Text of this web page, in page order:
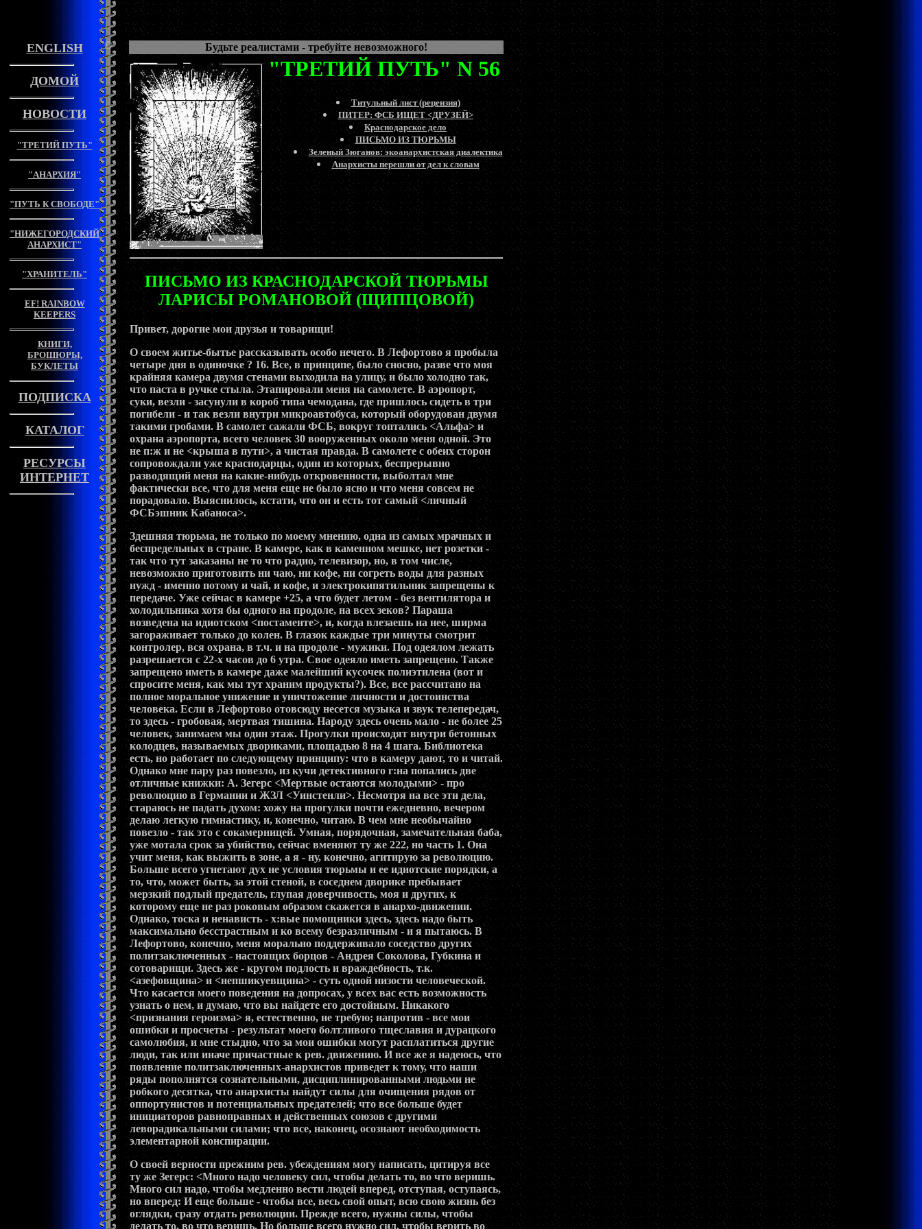
ENGLISH
ДОМОЙ
НОВОСТИ
"ТРЕТИЙ ПУТЬ"
"АНАРХИЯ"
"ПУТЬ К СВОБОДЕ"
"НИЖЕГОРОДСКИЙ
АНАРХИСТ"
"ХРАНИТЕЛЬ"
EF! RAINBOW
KEEPERS
КНИГИ,
БРОШЮРЫ,
БУКЛЕТЫ
ПОДПИСКА
КАТАЛОГ
РЕСУРСЫ
ИНТЕРНЕТ
© Будьте реалистами - требуйте невозможного!
"ТРЕТИЙ ПУТЬ" N 56
Титульный лист (рецензия)
ПИТЕР: ФСБ ИЩЕТ <ДРУЗЕЙ>
Краснодарское дело
ПИСЬМО ИЗ ТЮРЬМЫ
Зеленый Зюганов: экоанархистская диалектика
Анархисты перешли от дел к словам
ПИСЬМО ИЗ КРАСНОДАРСКОЙ ТЮРЬМЫ
ЛАРИСЫ РОМАНОВОЙ (ЩИПЦОВОЙ)
Привет, дорогие мои друзья и товарищи!
О своем житье-бытье рассказывать особо нечего. В Лефортово я пробыла
четыре дня в одиночке ? 16. Все, в принципе, было сносно, разве что моя
крайняя камера двумя стенами выходила на улицу, и было холодно так,
что паста в ручке стыла. Этапировали меня на самолете. В аэропорт,
суки, везли - засунули в короб типа чемодана, где пришлось сидеть в три
погибели - и так везли внутри микроавтобуса, который оборудован двумя
такими гробами. В самолет сажали ФСБ, вокруг топтались <Альфа> и
охрана аэропорта, всего человек 30 вооруженных около меня одной. Это
не п:ж и не <крыша в пути>, а чистая правда. В самолете с обеих сторон
сопровождали уже краснодарцы, один из которых, беспрерывно
разводящий меня на какие-нибудь откровенности, выболтал мне
фактически все, что для меня еще не было ясно и что меня совсем не
порадовало. Выяснилось, кстати, что он и есть тот самый <личный
ФСБэшник Кабаноса>.
Здешняя тюрьма, не только по моему мнению, одна из самых мрачных и
беспредельных в стране. В камере, как в каменном мешке, нет розетки -
так что тут заказаны не то что радио, телевизор, но, в том числе,
невозможно приготовить ни чаю, ни кофе, ни согреть воды для разных
нужд - именно потому и чай, и кофе, и электрокипятильник запрещены к
передаче. Уже сейчас в камере +25, а что будет летом - без вентилятора и
холодильника хотя бы одного на продоле, на всех зеков? Параша
возведена на идиотском <постаменте>, и, когда влезаешь на нее, ширма
загораживает только до колен. В глазок каждые три минуты смотрит
контролер, вся охрана, в т.ч. и на продоле - мужики. Под одеялом лежать
разрешается с 22-х часов до 6 утра. Свое одеяло иметь запрещено. Также
запрещено иметь в камере даже малейший кусочек полиэтилена (вот и
спросите меня, как мы тут храним продукты?). Все, все рассчитано на
полное моральное унижение и уничтожение личности и достоинства
человека. Если в Лефортово отовсюду несется музыка и звук телепередач,
то здесь - гробовая, мертвая тишина. Народу здесь очень мало - не более 25
человек, занимаем мы один этаж. Прогулки происходят внутри бетонных
колодцев, называемых двориками, площадью 8 на 4 шага. Библиотека
есть, но работает по следующему принципу: что в камеру дают, то и читай.
Однако мне пару раз повезло, из кучи детективного г:на попались две
отличные книжки: А. Зегерс <Мертвые остаются молодыми> - про
революцию в Германии и ЖЗЛ <Уинстенли>. Несмотря на все эти дела,
стараюсь не падать духом: хожу на прогулки почти ежедневно, вечером
делаю легкую гимнастику, и, конечно, читаю. В чем мне необычайно
повезло - так это с сокамерницей. Умная, порядочная, замечательная баба,
уже мотала срок за убийство, сейчас вменяют ту же 222, но часть 1. Она
учит меня, как выжить в зоне, а я - ну, конечно, агитирую за революцию.
Больше всего угнетают дух не условия тюрьмы и ее идиотские порядки, а
то, что, может быть, за этой стеной, в соседнем дворике пребывает
мерзкий подлый предатель, глупая доверчивость, моя и других, к
которому еще не раз роковым образом скажется в анархо-движении.
Однако, тоска и ненависть - х:вые помощники здесь, здесь надо быть
максимально бесстрастным и ко всему безразличным - и я пытаюсь. В
Лефортово, конечно, меня морально поддерживало соседство других
политзаключенных - настоящих борцов - Андрея Соколова, Губкина и
сотоварищи. Здесь же - кругом подлость и враждебность, т.к.
<азефовщина> и <непшикуевщина> - суть одной низости человеческой.
Что касается моего поведения на допросах, у всех вас есть возможность
узнать о нем, и думаю, что вы найдете его достойным. Никакого
<признания героизма> я, естественно, не требую; напротив - все мои
ошибки и просчеты - результат моего болтливого тщеславия и дурацкого
самолюбия, и мне стыдно, что за мои ошибки могут расплатиться другие
люди, так или иначе причастные к рев. движению. И все же я надеюсь, что
появление политзаключенных-анархистов приведет к тому, что наши
ряды пополнятся сознательными, дисциплинированными людьми не
робкого десятка, что анархисты найдут силы для очищения рядов от
оппортунистов и потенциальных предателей; что все больше будет
инициаторов равноправных и действенных союзов с другими
леворадикальными силами; что все, наконец, осознают необходимость
элементарной конспирации.
О своей верности прежним рев. убеждениям могу написать, цитируя все
ту же Зегерс: <Много надо человеку сил, чтобы делать то, во что веришь.
Много сил надо, чтобы медленно вести людей вперед, отступая, оступаясь,
но вперед: И еще больше - чтобы все, весь свой опыт, всю свою жизнь без
оглядки, сразу отдать революции. Прежде всего, нужны силы, чтобы
делать то, во что веришь. Но больше всего нужно сил, чтобы верить во